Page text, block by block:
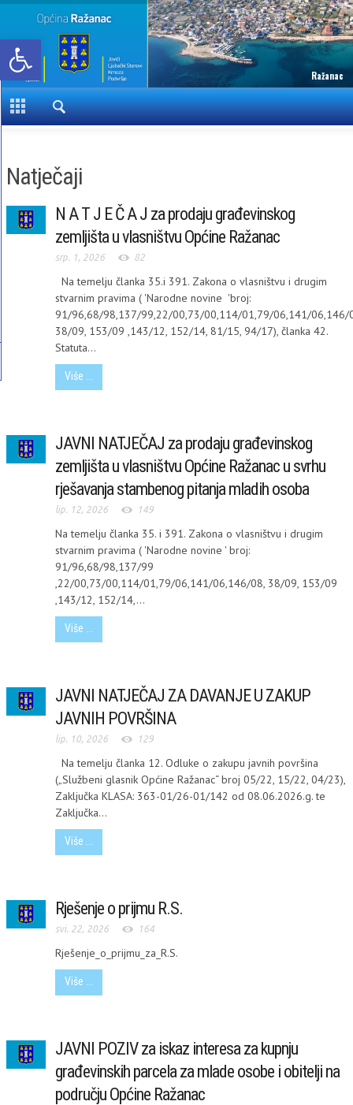
Open toolbar
Ražanac
Natječaji
N A T J E Č A J za prodaju građevinskog
zemljišta u vlasništvu Općine Ražanac
srp. 1, 2026 82
Na temelju članka 35.i 391. Zakona o vlasništvu i drugim
stvarnim pravima ( 'Narodne novine 'broj:
91/96,68/98,137/99,22/00,73/00,114/01,79/06,141/06,146/
38/09, 153/09 ,143/12, 152/14, 81/15, 94/17), članka 42.
Statuta...
Više ...
JAVNI NATJEČAJ za prodaju građevinskog
zemljišta u vlasništvu Općine Ražanac u svrhu
rješavanja stambenog pitanja mladih osoba
lip. 12, 2026 149
Na temelju članka 35. i 391. Zakona o vlasništvu i drugim
stvarnim pravima ( 'Narodne novine ' broj:
91/96,68/98,137/99
,22/00,73/00,114/01,79/06,141/06,146/08, 38/09, 153/09
,143/12, 152/14,...
Više ...
JAVNI NATJEČAJ ZA DAVANJE U ZAKUP
JAVNIH POVRŠINA
lip. 10, 2026 129
Na temelju članka 12. Odluke o zakupu javnih površina
(„Službeni glasnik Općine Ražanac“ broj 05/22, 15/22, 04/23),
Zaključka KLASA: 363-01/26-01/142 od 08.06.2026.g. te
Zaključka...
Više ...
Rješenje o prijmu R.S.
svi. 22, 2026 164
Rješenje_o_prijmu_za_R.S.
Više ...
JAVNI POZIV za iskaz interesa za kupnju
građevinskih parcela za mlade osobe i obitelji na
području Općine Ražanac